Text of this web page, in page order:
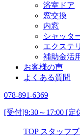
浴室ドア
窓交換
内窓
シャッタ
エクステ
補助金活
お客様の声
よくある質問
078-891-6369
[受付]9:30～17:00 [
TOP スタッフ